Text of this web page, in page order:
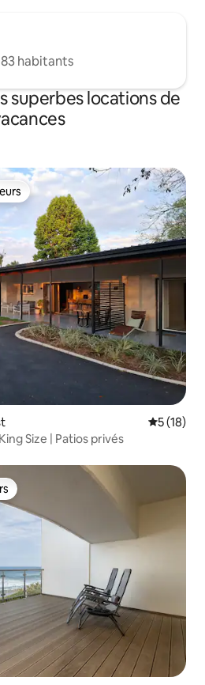
habitants
superbes locations de
les plus appréciés
5 (18)
Size | Patios privés